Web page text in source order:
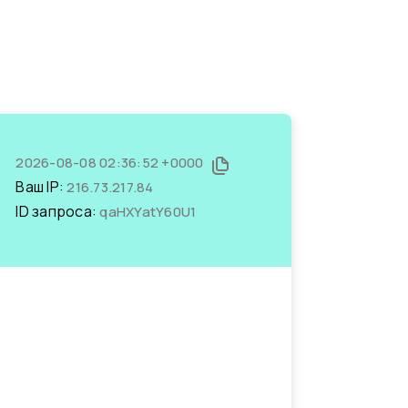
2026-08-08 02:36:52 +0000
Ваш IP:216.73.217.84
ID запроса:qaHXYatY60U1